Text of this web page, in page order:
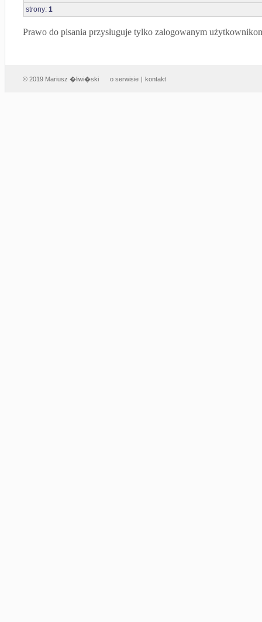
strony: 1
Prawo do pisania przysługuje tylko zalogowanym
© 2019 Mariusz �liwi�ski o serwisie | kontakt